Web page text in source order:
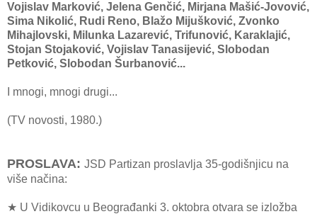
Vojislav Marković, Jelena Genčić, Mirjana Mašić-Jovović,
Sima Nikolić, Rudi Reno, Blažo Mijušković, Zvonko
Mihajlovski, Milunka Lazarević, Trifunović, Karaklajić,
Stojan Stojaković, Vojislav Tanasijević, Slobodan
Petković, Slobodan Šurbanović...
I mnogi, mnogi drugi...
(TV novosti, 1980.)
PROSLAVA: JSD Partizan proslavlja 35-godišnjicu na
više načina:
★ U Vidikovcu u Beograđanki 3. oktobra otvara se izložba